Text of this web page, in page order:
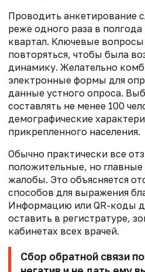
Проводить анкетирование
реже одного раза в полгода
квартал. Ключевые
повторяться, чтобы была
динамику. Желательно
электронные формы для
данные устного опроса.
составлять не менее 100
демографические
прикрепленного населения.
Обычно практически все
положительные, но главные
жалобы. Это объясняется
способов для выражения
Информацию или QR-коды
оставить в регистратуре,
кабинетах всех врачей.
Сбор обратной связи